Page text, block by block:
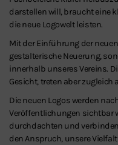
darstellen will, braucht eine
die neue Logowelt leisten.
Mit der Einführung der
gestalterische Neuerung,
innerhalb unseres Vereins.
Gesicht, treten aber zugleich
Die neuen Logos werden
Veröffentlichungen sichtbar
durchdachten und
den Anspruch, unsere